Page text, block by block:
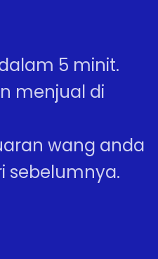
5 minit.
menjual di
wang anda
sebelumnya.